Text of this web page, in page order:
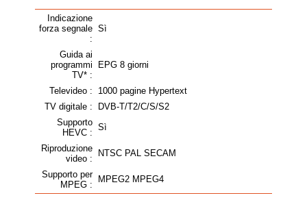
Indicazione
forza segnale
:
Sì
Guida ai
programmi
TV* :
EPG 8 giorni
Televideo :
1000 pagine Hypertext
TV digitale :
DVB-T/T2/C/S/S2
Supporto
HEVC :
Sì
Riproduzione
video :
NTSC PAL SECAM
Supporto per
MPEG :
MPEG2 MPEG4